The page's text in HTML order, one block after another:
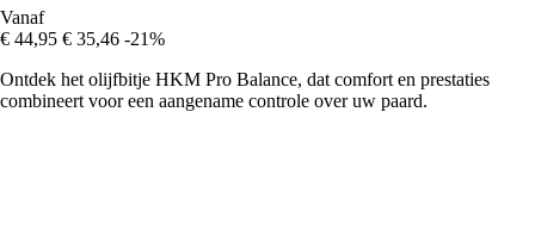
Vanaf
€ 44,95 € 35,46 -21%
Ontdek het olijfbitje HKM Pro Balance, dat comfort en prestaties
combineert voor een aangename controle over uw paard.